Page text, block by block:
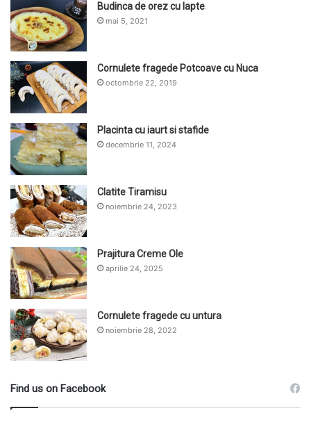
Budinca de orez cu lapte
mai 5, 2021
Cornulete fragede Potcoave cu Nuca
octombrie 22, 2019
Placinta cu iaurt si stafide
decembrie 11, 2024
Clatite Tiramisu
noiembrie 24, 2023
Prajitura Creme Ole
aprilie 24, 2025
Cornulete fragede cu untura
noiembrie 28, 2022
Find us on Facebook